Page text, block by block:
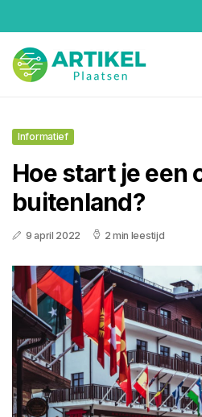
Informatief
Hoe start je een
buitenland?
9 april 2022 2 min leestijd